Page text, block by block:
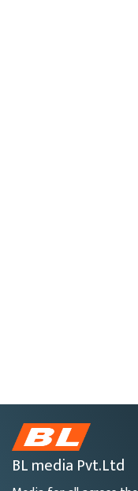
BL media Pvt.Ltd